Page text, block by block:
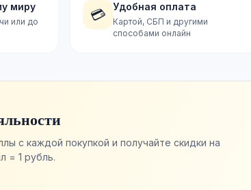
миру
или до
💳 Удобная оплата
Картой, СБП и другими
способами онлайн
с каждой покупкой и получайте скидки на
= 1 рубль.